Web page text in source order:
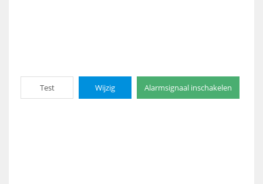
Test Wijzig Alarmsignaal inschakelen